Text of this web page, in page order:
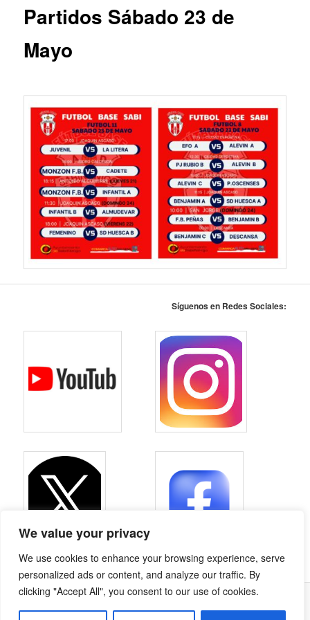
We value your privacy
We use cookies to enhance your browsing experience, serve
personalized ads or content, and analyze our traffic. By
clicking "Accept All", you consent to our use of cookies.
Partidos Sábado 23 de
Mayo
Síguenos en Redes Sociales:
Política de privacidad Funciona gracias a WordPress